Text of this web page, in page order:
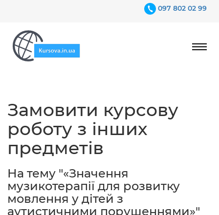
097 802 02 99
Замовити курсову
роботу з інших
предметів
На тему "«Значення
музикотерапії для розвитку
мовлення у дітей з
аутистичними порушеннями»"
Гарантії
Відгуки
Контакти